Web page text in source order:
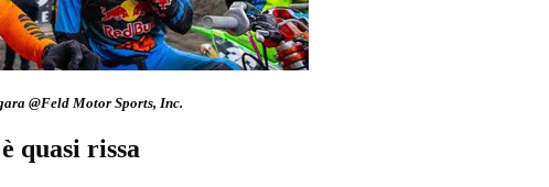
@Feld Motor Sports, Inc.
quasi rissa